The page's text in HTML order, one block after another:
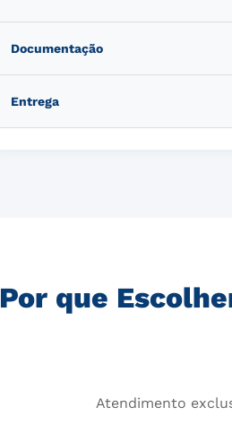
Documentação
Entrega
Por que
Atendimento